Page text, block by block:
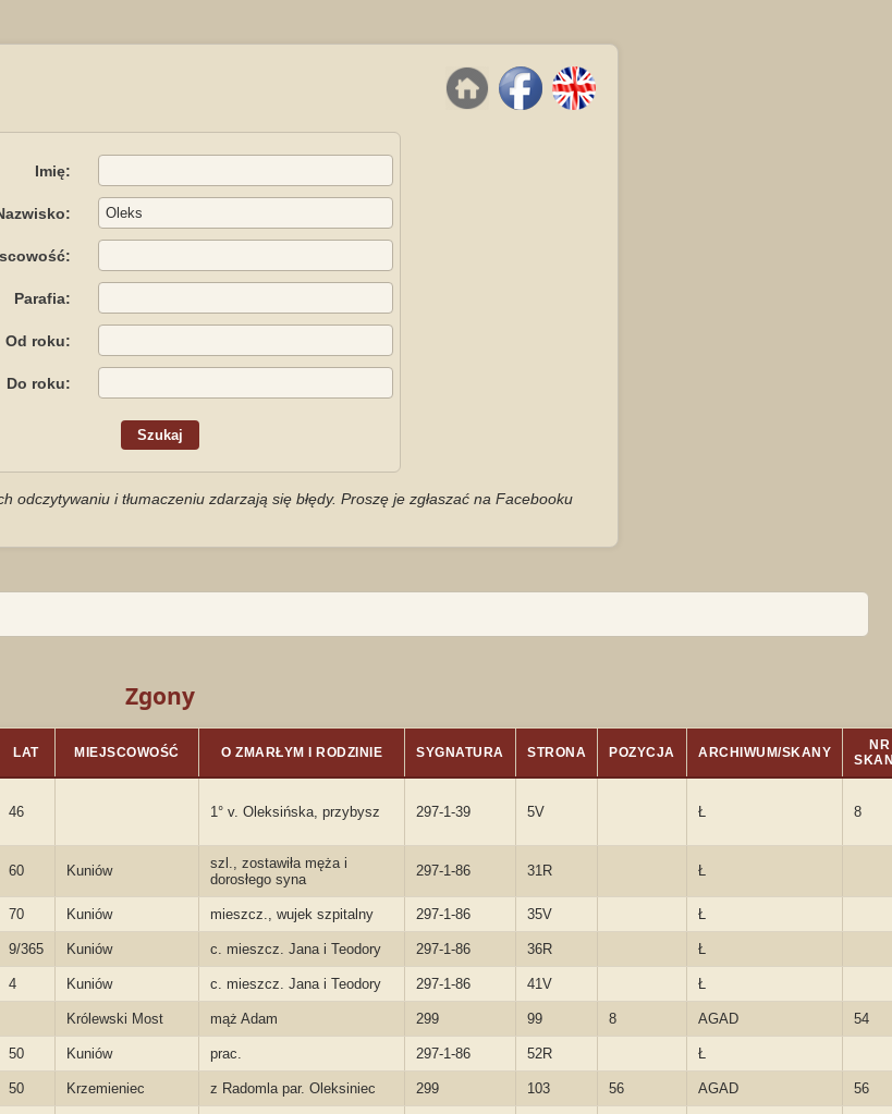
Imię:
Parafia:
Od roku:
Do roku:
odczytywaniu i tłumaczeniu zdarzają się błędy. Proszę je zgłaszać na Facebooku
Zgony
LAT MIEJSCOWOŚĆ O ZMARŁYM I RODZINIE SYGNATURA STRONA POZYCJA ARCHIWUM/SKANY
NR
46 1° v. Oleksińska, przybysz 297-1-39 5V Ł 8
60 Kuniów
szl., zostawiła męża i
dorosłego syna
297-1-86 31R Ł
70 Kuniów mieszcz., wujek szpitalny 297-1-86 35V Ł
9/365 Kuniów c. mieszcz. Jana i Teodory 297-1-86 36R Ł
4 Kuniów c. mieszcz. Jana i Teodory 297-1-86 41V Ł
Królewski Most mąż Adam 299 99 8 AGAD 54
50 Kuniów prac. 297-1-86 52R Ł
50 Krzemieniec z Radomla par. Oleksiniec 299 103 56 AGAD 56